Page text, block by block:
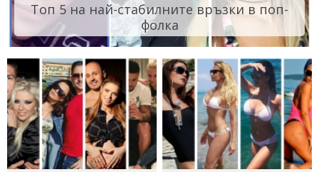
Топ 5 на най-стабилните връзки в поп-
фолка